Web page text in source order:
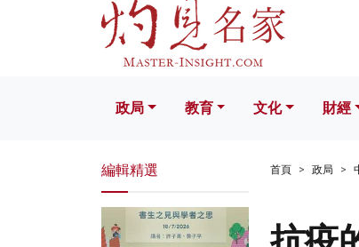
政局 教育 文化 財經
首頁 政局
編輯精選